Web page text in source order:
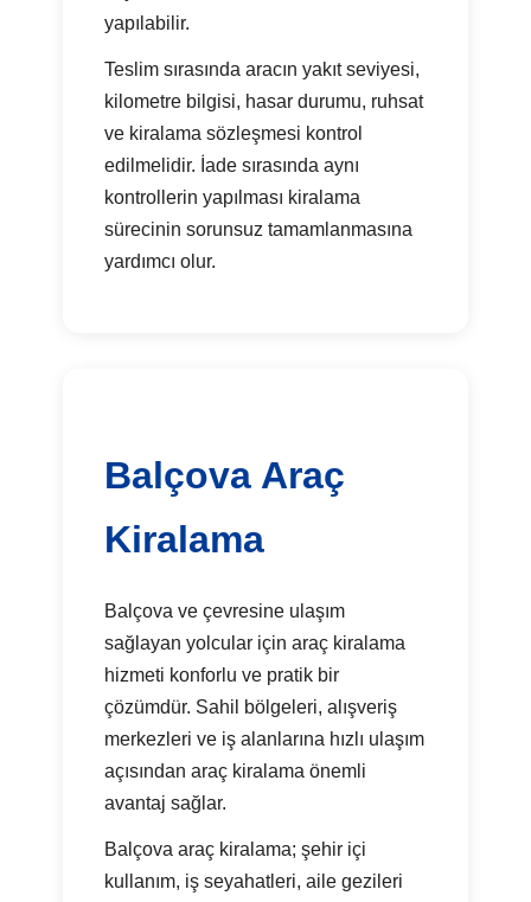
yapılabilir.
Teslim sırasında aracın yakıt seviyesi,
kilometre bilgisi, hasar durumu, ruhsat
ve kiralama sözleşmesi kontrol
edilmelidir. İade sırasında aynı
kontrollerin yapılması kiralama
sürecinin sorunsuz tamamlanmasına
yardımcı olur.
Balçova Araç
Kiralama
Balçova ve çevresine ulaşım
sağlayan yolcular için araç kiralama
hizmeti konforlu ve pratik bir
çözümdür. Sahil bölgeleri, alışveriş
merkezleri ve iş alanlarına hızlı ulaşım
açısından araç kiralama önemli
avantaj sağlar.
Balçova araç kiralama; şehir içi
kullanım, iş seyahatleri, aile gezileri